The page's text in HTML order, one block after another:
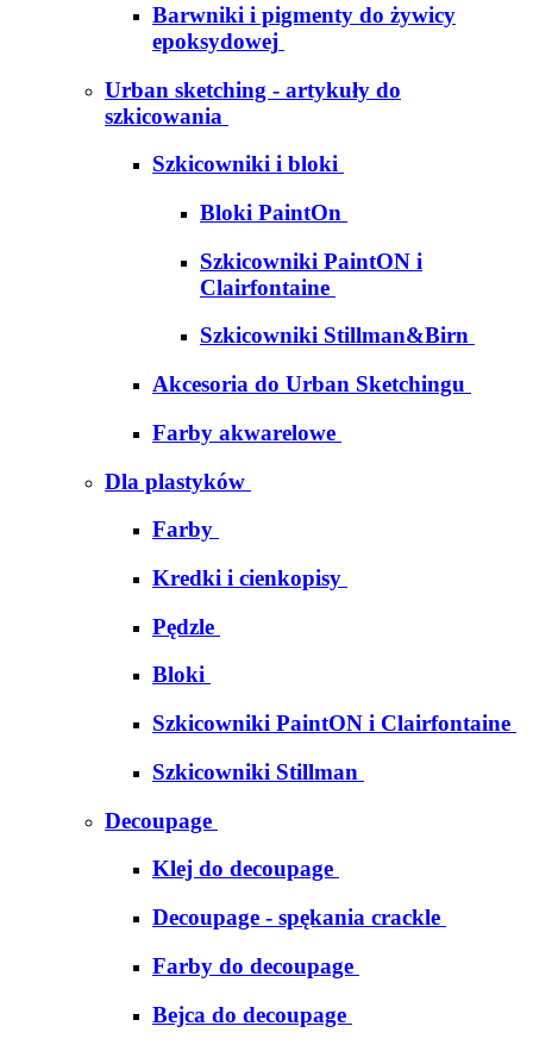
Barwniki i pigmenty do żywicy
epoksydowej
Urban sketching - artykuły do
szkicowania
Szkicowniki i bloki
Bloki PaintOn
Szkicowniki PaintON i
Clairfontaine
Szkicowniki Stillman&Birn
Akcesoria do Urban Sketchingu
Farby akwarelowe
Dla plastyków
Farby
Kredki i cienkopisy
Pędzle
Bloki
Szkicowniki PaintON i Clairfontaine
Szkicowniki Stillman
Decoupage
Klej do decoupage
Decoupage - spękania crackle
Farby do decoupage
Bejca do decoupage